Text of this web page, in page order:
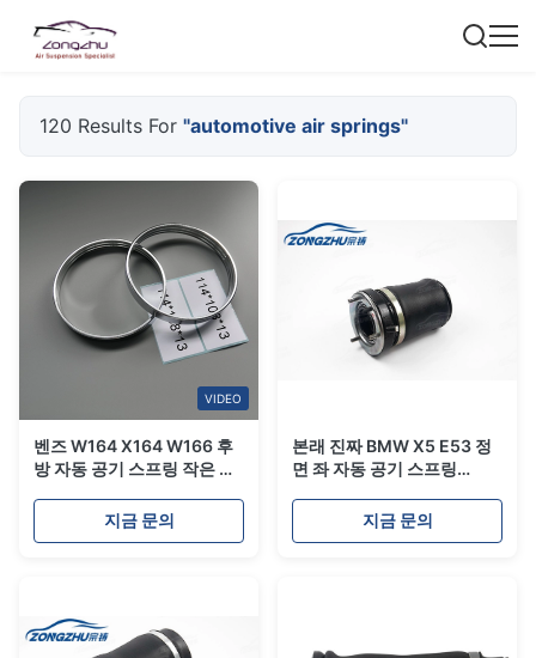
120 Results For "automotive air springs"
VIDEO
벤즈 W164 X164 W166 후
방 자동 공기 스프링 작은 강
A1643201025
A1643206025를 둥글게 됩
지금 문의
본래 진짜 BMW X5 E53 정
면 좌 자동 공기 스프링
지금 문의